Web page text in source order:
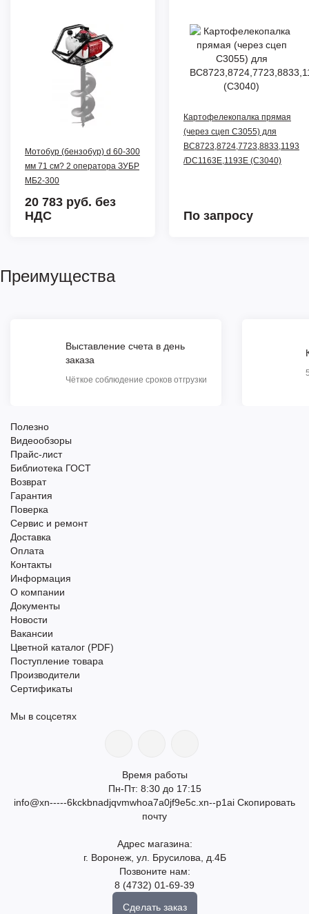
Мотобур (бензобур) d 60-300
мм 71 см? 2 оператора ЗУБР
МБ2-300
20 783 руб. без
НДС
Картофелекопалка прямая
(через сцеп C3055) для
BC8723,8724,7723,8833,1193
/DC1163E,1193E (C3040)
По запросу
Преимущества
Выставление счета в день
заказа
Чёткое соблюдение сроков отгрузки
Полезно
Видеообзоры
Прайс-лист
Библиотека ГОСТ
Возврат
Гарантия
Поверка
Сервис и ремонт
Доставка
Оплата
Контакты
Информация
О компании
Документы
Новости
Вакансии
Цветной каталог (PDF)
Поступление товара
Производители
Сертификаты
Мы в соцсетях
Время работы
Пн-Пт: 8:30 до 17:15
info@xn-----6kckbnadjqvmwhoa7a0jf9e5c.xn--p1ai Скопировать
почту
Адрес магазина:
г. Воронеж, ул. Брусилова, д.4Б
Позвоните нам:
8 (4732) 01-69-39
Сделать заказ